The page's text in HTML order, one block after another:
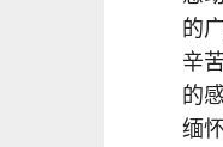
的
辛
的
缅